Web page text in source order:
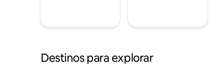
Destinos para explorar